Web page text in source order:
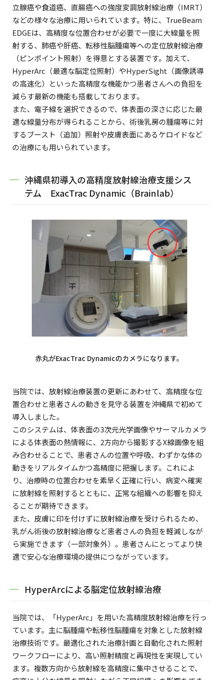
立腺癌や食道癌、直腸癌への強度変調放射線治療（IMRT）
などの様々な治療に用いられています。特に、TrueBeam
EDGEは、高精度な位置合わせが必要で一度に大線量を照
射する、肺癌や肝癌、転移性脳腫瘍等への定位放射線治療
（ピンポイント照射）を得意とする装置です。加えて、
HyperArc（最適な脳定位照射）やHyperSight（画像誘導
の高速化）といった高精度な機能かつ患者さんへの負担を
減らす最新の機能も搭載しております。
また、電子線を選択できるので、体表面の深さに応じた最
適な線量分布が得られることから、術後乳房の腫瘍等に対
するブースト（追加）照射や皮膚表面にあるケロイドなど
の治療にも用いられています。
沖縄県初導入の高精度放射線治療支援シス
テム ExacTrac Dynamic（Brainlab）
赤丸がExacTrac Dynamicのカメラになります。
当院では、放射線治療装置の更新にあわせて、高精度な位
置合わせと患者さんの動きを見守る装置を沖縄県で初めて
導入しました。
このシステムは、体表面の3次元光学画像やサーマルカメラ
による体表面の熱情報に、2方向から撮影するX線画像を組
み合わせることで、患者さんの位置や呼吸、わずかな体の
動きをリアルタイムかつ高精度に把握します。これによ
り、治療時の位置合わせを素早く正確に行い、病変へ確実
に放射線を照射するとともに、正常な組織への影響を抑え
ることが期待できます。
また、皮膚に印を付けずに放射線治療を受けられるため、
乳がん術後の放射線治療など患者さんの負担を軽減しなが
ら実施できます（一部対象外）。患者さんにとってより快
適で安心な治療環境の提供につながっています。
HyperArcによる脳定位放射線治療
当院では、「HyperArc」を用いた高精度放射線治療を行っ
ています。主に脳腫瘍や転移性脳腫瘍を対象とした放射線
治療技術です。最適化された治療計画と自動化された照射
ワークフローにより、高い照射精度と再現性を実現してい
ます。複数方向から放射線を高精度に集中させることで、